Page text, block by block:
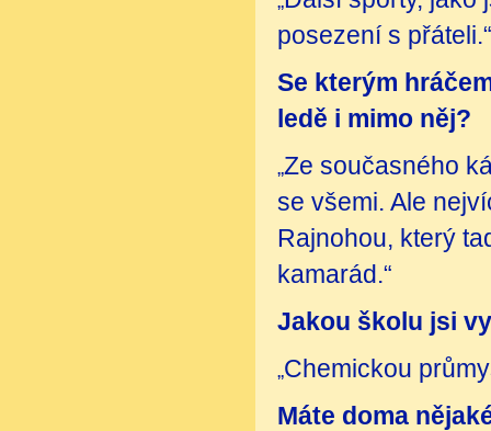
posezení s přáteli.“
Se kterým
ledě i mimo něj?
„Ze současného
se všemi. Ale
Rajnohou, který
kamarád.“
Jakou školu jsi
„Chemickou
Máte doma